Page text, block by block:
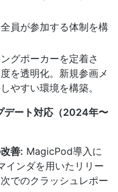
員が参加する体制を構
グポーカーを定着さ
を透明化。新規参画メ
やすい環境を構築。
デート対応（2024年〜
善: MagicPod導入に
インダを用いたリリー
でのクラッシュレポー